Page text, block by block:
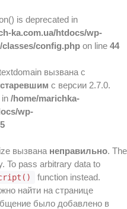
is deprecated in
ka.com.ua/htdocs/wp-
config.php on line 44
вызвана с
с версии 2.7.0.
/home/marichka-
wp-
вызвана неправильно. The
To pass arbitrary data to
function instead.
найти на странице
было добавлено в